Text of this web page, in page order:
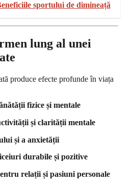
sportului de dimineață
lung al unei
produce efecte profunde în viața
fizice și mentale
și clarității mentale
și a anxietății
durabile și pozitive
relații și pasiuni personale